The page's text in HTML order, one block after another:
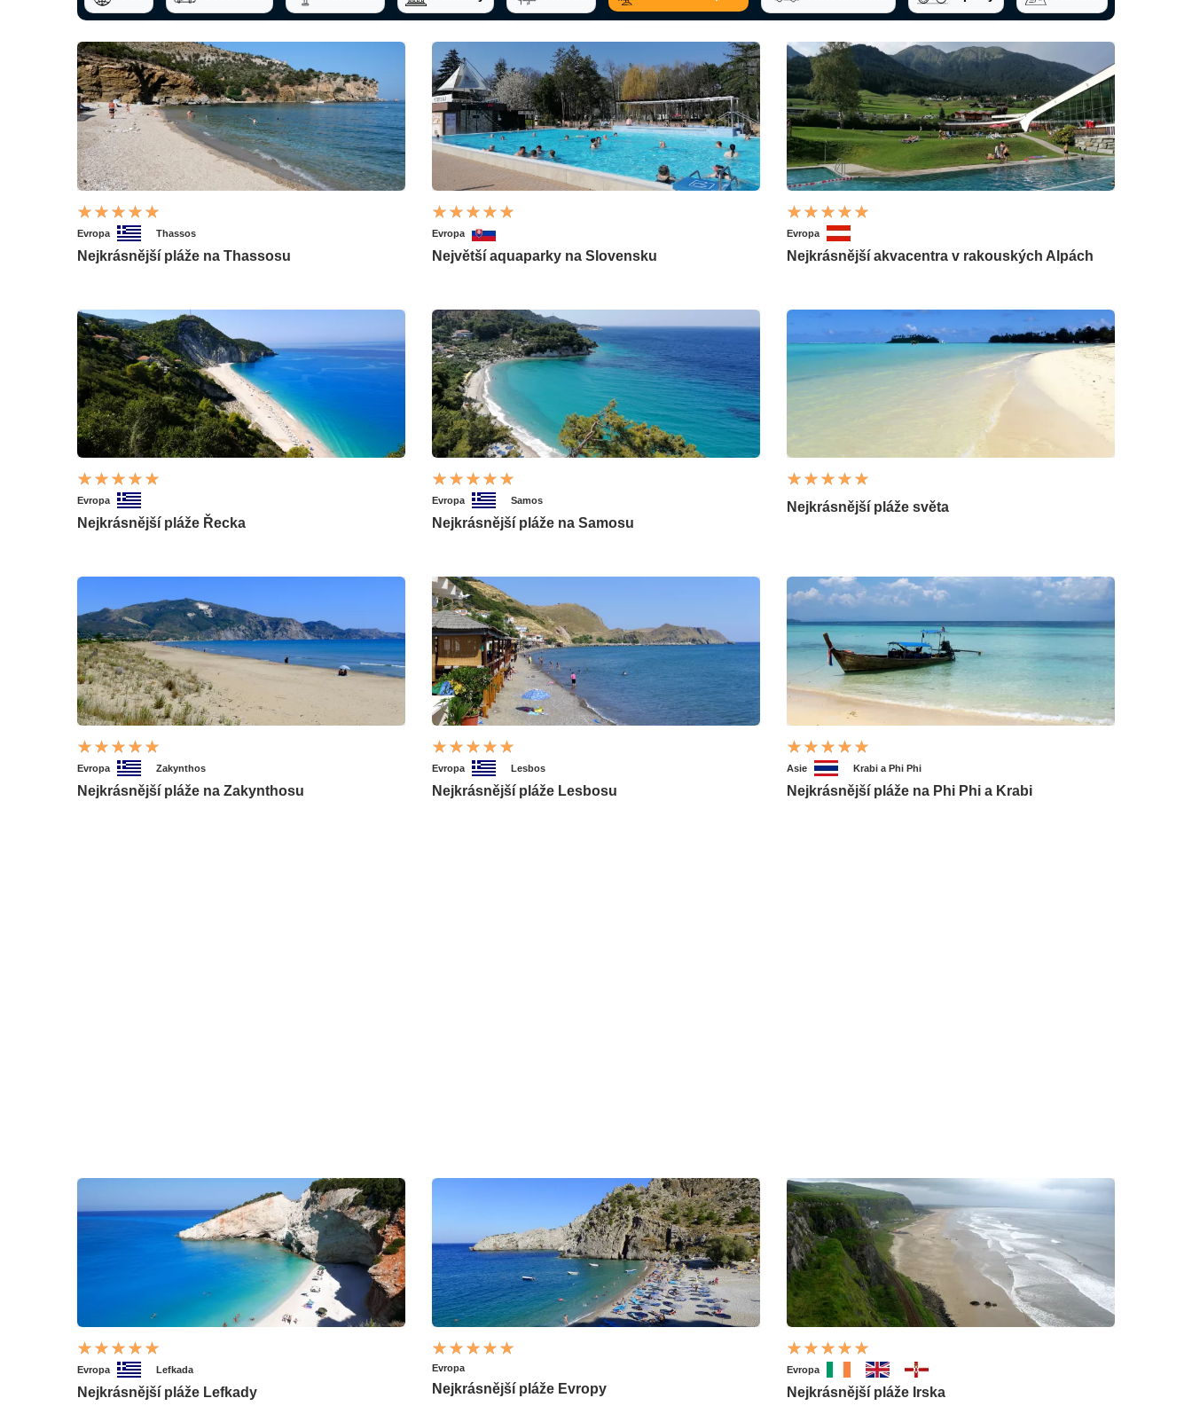
Evropa Thassos
Nejkrásnější pláže na Thassosu
Evropa
Největší aquaparky na Slovensku
Evropa
Nejkrásnější akvacentra v rakouských Alpách
Evropa
Nejkrásnější pláže Řecka
Evropa Samos
Nejkrásnější pláže na Samosu
Nejkrásnější pláže světa
Evropa Zakynthos
Nejkrásnější pláže na Zakynthosu
Evropa Lesbos
Nejkrásnější pláže Lesbosu
Asie Krabi a Phi Phi
Nejkrásnější pláže na Phi Phi a Krabi
Evropa Lefkada
Nejkrásnější pláže Lefkady
Evropa
Nejkrásnější pláže Evropy
Evropa
Nejkrásnější pláže Irska